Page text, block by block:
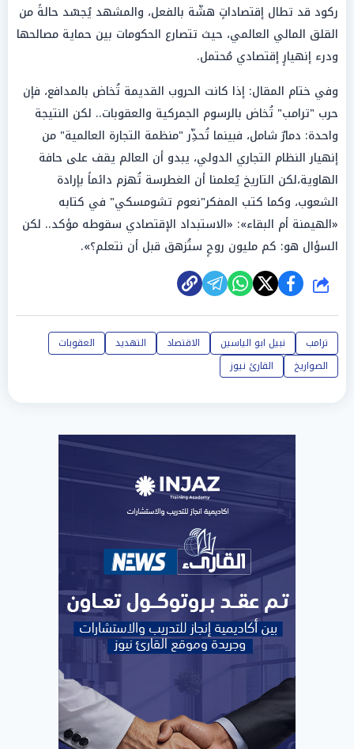
ركود قد تطال إقتصاداتٍ هشّة بالفعل، والمشهد يُجسّد حالةً من
القلق المالي العالمي، حيث تتصارع الحكومات بين حماية مصالحها
ودرء إنهيارٍ إقتصادي مُحتمل.
وفي ختام المقال: إذا كانت الحروب القديمة تُخاض بالمدافع، فإن
حرب "ترامب" تُخاض بالرسوم الجمركية والعقوبات.. لكن النتيجة
واحدة: دمارٌ شامل، فبينما تُحذِّر "منظمة التجارة العالمية" من
إنهيار النظام التجاري الدولي، يبدو أن العالم يقف على حافة
الهاوية،لكن التاريخ يُعلمنا أن الغطرسة تُهزم دائماً بإرادة
الشعوب، وكما كتب المفكر"نعوم تشومسكي" في كتابه
«الهيمنة أم البقاء»: «الاستبداد الإقتصادي سقوطه مؤكد.. لكن
السؤال هو: كم مليون روحٍ ستُزهق قبل أن نتعلم؟».
شارك
ترامب نبيل ابو الياسين الاقتصاد التهديد
العقوبات
الصواريخ
القارئ نيوز